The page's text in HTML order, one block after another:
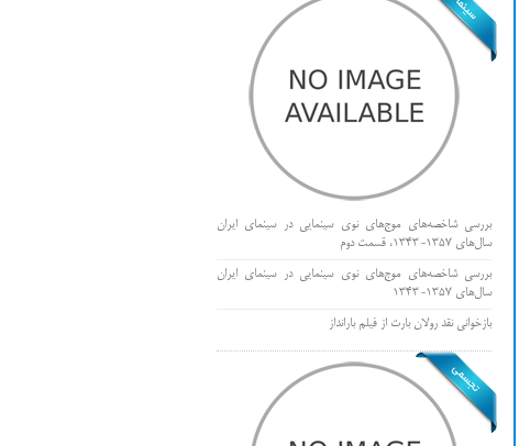
بررسی شاخصه‌های موج‌های نوی سینمایی در سینمای ایران
سال‌های 1357-1343، قسمت دوم
بررسی شاخصه‌های موج‌های نوی سینمایی در سینمای ایران
سال‌های 1357-1343
بازخوانی نقد رولان بارت از فیلم بارانداز